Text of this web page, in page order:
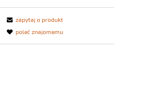
zapytaj o produkt
poleć znajomemu